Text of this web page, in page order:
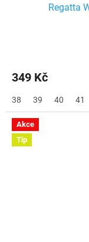
Regatta
349 Kč
38 39 40 41
Akce
Tip